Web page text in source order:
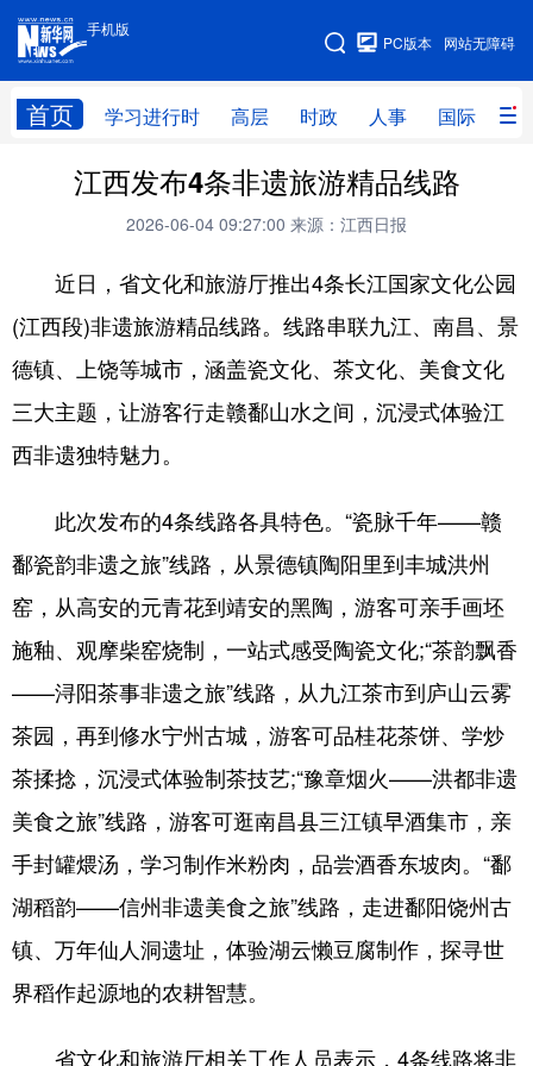
手机版
网站无障碍
PC版本
首页 学习进行时 高层 时政 人事 国际 财
手机版
网站地图
学习进行时 高层 时政 人事
财经 网评
台湾 思客智库 全球连线 教育
科技 科创 量子 体育
文化 书画 健康 军事
访谈 视频 图片 政务
食品 人居 信息化 数字经济
学术中国 乡村振兴 银龄 溯源中国
彩票 娱乐 时尚 悦读
公益 一带一路 亚太网 上市公司
文化产业
地方频道
北京 天津 河北 山西
江西发布4条非遗旅游精品线路
2026-06-04 09:27:00 来源：江西日报
近日，省文化和旅游厅推出4条长江国家文化公园
(江西段)非遗旅游精品线路。线路串联九江、南昌、景
德镇、上饶等城市，涵盖瓷文化、茶文化、美食文化
三大主题，让游客行走赣鄱山水之间，沉浸式体验江
西非遗独特魅力。
此次发布的4条线路各具特色。“瓷脉千年——赣
鄱瓷韵非遗之旅”线路，从景德镇陶阳里到丰城洪州
窑，从高安的元青花到靖安的黑陶，游客可亲手画坯
施釉、观摩柴窑烧制，一站式感受陶瓷文化;“茶韵飘香
——浔阳茶事非遗之旅”线路，从九江茶市到庐山云雾
茶园，再到修水宁州古城，游客可品桂花茶饼、学炒
茶揉捻，沉浸式体验制茶技艺;“豫章烟火——洪都非遗
美食之旅”线路，游客可逛南昌县三江镇早酒集市，亲
手封罐煨汤，学习制作米粉肉，品尝酒香东坡肉。“鄱
湖稻韵——信州非遗美食之旅”线路，走进鄱阳饶州古
镇、万年仙人洞遗址，体验湖云懒豆腐制作，探寻世
界稻作起源地的农耕智慧。
省文化和旅游厅相关工作人员表示，4条线路将非